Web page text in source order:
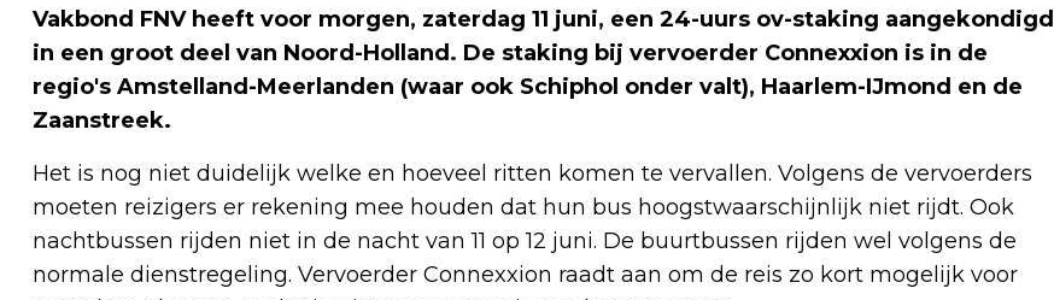
Vakbond FNV heeft voor morgen, zaterdag 11 juni, een 24-uurs ov-staking aangekondigd
in een groot deel van Noord-Holland. De staking bij vervoerder Connexxion is in de
regio's Amstelland-Meerlanden (waar ook Schiphol onder valt), Haarlem-IJmond en de
Zaanstreek.
Het is nog niet duidelijk welke en hoeveel ritten komen te vervallen. Volgens de vervoerders
moeten reizigers er rekening mee houden dat hun bus hoogstwaarschijnlijk niet rijdt. Ook
nachtbussen rijden niet in de nacht van 11 op 12 juni. De buurtbussen rijden wel volgens de
normale dienstregeling. Vervoerder Connexxion raadt aan om de reis zo kort mogelijk voor